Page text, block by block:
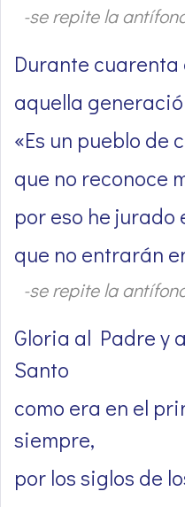
-se repite la
Durante cuarenta
aquella
«Es un pueblo de
que no reconoce
por eso he jurado
que no entrarán
-se repite la
Gloria al Padre y
Santo
como era en el
siempre,
por los siglos de